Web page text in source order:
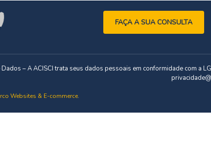
FAÇA A SUA CONSULTA
– A ACISCI trata seus dados pessoais em conformidade com a
Websites & E-commerce.